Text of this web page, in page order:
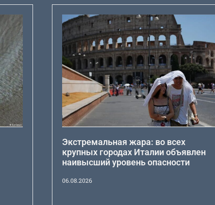
Экстремальная жара: во всех
крупных городах Италии объявлен
наивысший уровень опасности
06.08.2026